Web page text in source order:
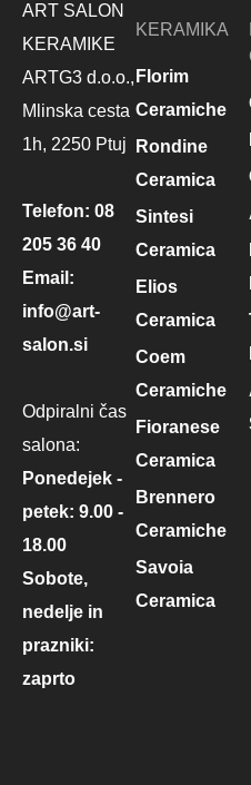
ART SALON
KERAMIKE
ARTG3 d.o.o.,
Mlinska cesta
1h, 2250 Ptuj
Telefon: 08
205 36 40
Email:
info@art-
salon.si
Odpiralni čas
salona:
Ponedejek -
petek: 9.00 -
18.00
Sobote,
nedelje in
prazniki:
zaprto
KERAMIKA
Florim
Ceramiche
Rondine
Ceramica
Sintesi
Ceramica
Elios
Ceramica
Coem
Ceramiche
Fioranese
Ceramica
Brennero
Ceramiche
Savoia
Ceramica